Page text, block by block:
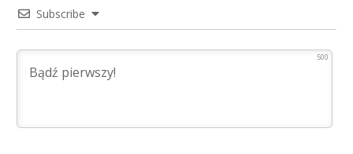
Subscribe
500